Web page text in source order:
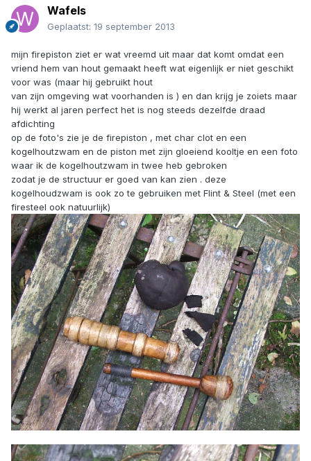
Wafels
Geplaatst: 19 september 2013
mijn firepiston ziet er wat vreemd uit maar dat komt omdat een
vriend hem van hout gemaakt heeft wat eigenlijk er niet geschikt
voor was (maar hij gebruikt hout
van zijn omgeving wat voorhanden is ) en dan krijg je zoiets maar
hij werkt al jaren perfect het is nog steeds dezelfde draad
afdichting
op de foto's zie je de firepiston , met char clot en een
kogelhoutzwam en de piston met zijn gloeiend kooltje en een foto
waar ik de kogelhoutzwam in twee heb gebroken
zodat je de structuur er goed van kan zien . deze
kogelhoudzwam is ook zo te gebruiken met Flint & Steel (met een
firesteel ook natuurlijk)